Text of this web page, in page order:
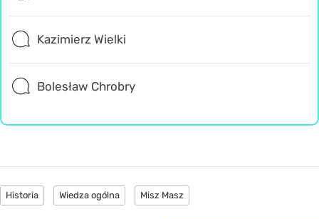
Kazimierz Wielki
Bolesław Chrobry
Historia Wiedza ogólna Misz Masz